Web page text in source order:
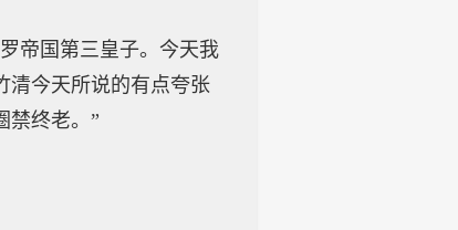
帝国第三皇子。今天我
清今天所说的有点夸张
禁终老。”